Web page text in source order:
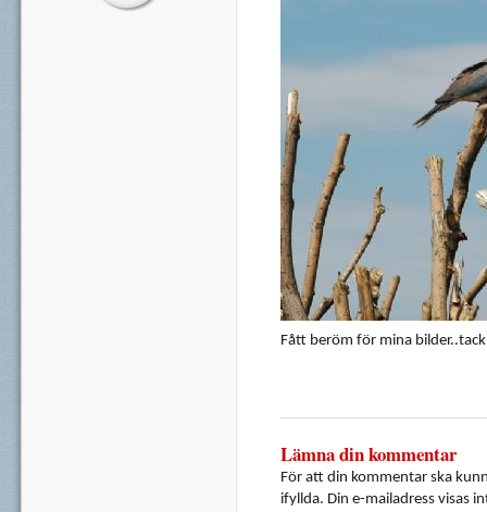
Fått beröm för mina
Lämna din kommentar
För att din kommentar ska
ifyllda. Din e-mailadress visas